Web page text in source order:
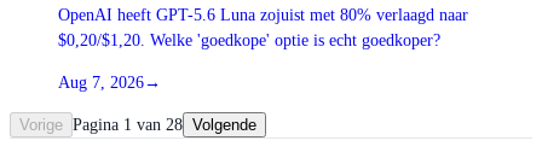
OpenAI heeft GPT-5.6 Luna zojuist met 80% verlaagd naar
$0,20/$1,20. Welke 'goedkope' optie is echt goedkoper?
Aug 7, 2026→
Vorige Pagina 1 van 28 Volgende